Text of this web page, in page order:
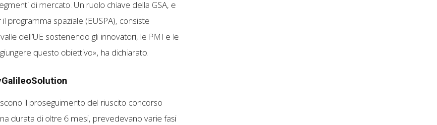
di mercato. Un ruolo chiave della GSA, e
programma spaziale (EUSPA), consiste
dell’UE sostenendo gli innovatori, le PMI e le
questo obiettivo», ha dichiarato.
il proseguimento del riuscito concorso
durata di oltre 6 mesi, prevedevano varie fasi